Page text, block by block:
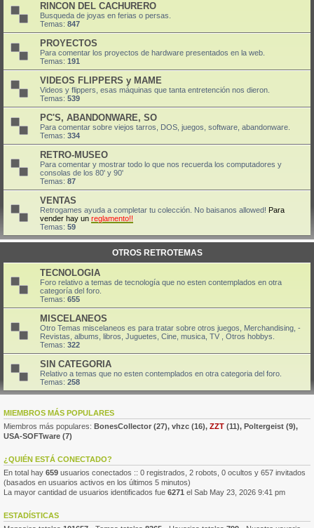
RINCON DEL CACHURERO
Busqueda de joyas en ferias o persas.
Temas: 847
PROYECTOS
Para comentar los proyectos de hardware presentados en la web.
Temas: 191
VIDEOS FLIPPERS y MAME
Videos y flippers, esas máquinas que tanta entretención nos dieron.
Temas: 539
PC'S, ABANDONWARE, SO
Para comentar sobre viejos tarros, DOS, juegos, software, abandonware.
Temas: 334
RETRO-MUSEO
Para comentar y mostrar todo lo que nos recuerda los computadores y
consolas de los 80' y 90'
Temas: 87
VENTAS
Retrogames ayuda a completar tu colección. No baisanos allowed! Para
vender hay un reglamento!!
Temas: 59
OTROS RETROTEMAS
TECNOLOGIA
Foro relativo a temas de tecnología que no esten contemplados en otra
categoría del foro.
Temas: 655
MISCELANEOS
Otro Temas miscelaneos es para tratar sobre otros juegos, Merchandising, -
Revistas, albums, libros, Juguetes, Cine, musica, TV , Otros hobbys.
Temas: 322
SIN CATEGORIA
Relativo a temas que no esten contemplados en otra categoria del foro.
Temas: 258
MIEMBROS MÁS POPULARES
Miembros más populares: BonesCollector (27), vhzc (16), ZZT (11), Poltergeist (9),
USA-SOFTware (7)
¿QUIÉN ESTÁ CONECTADO?
En total hay 659 usuarios conectados :: 0 registrados, 2 robots, 0 ocultos y 657 invitados
(basados en usuarios activos en los últimos 5 minutos)
La mayor cantidad de usuarios identificados fue 6271 el Sab May 23, 2026 9:41 pm
ESTADÍSTICAS